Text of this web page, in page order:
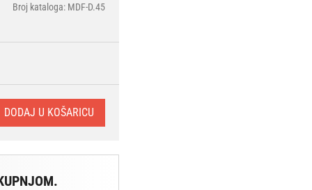
Broj kataloga: MDF-D.45
DODAJ U KOŠARICU